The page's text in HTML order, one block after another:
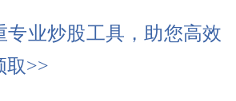
专业炒股工具，助您高效
取>>